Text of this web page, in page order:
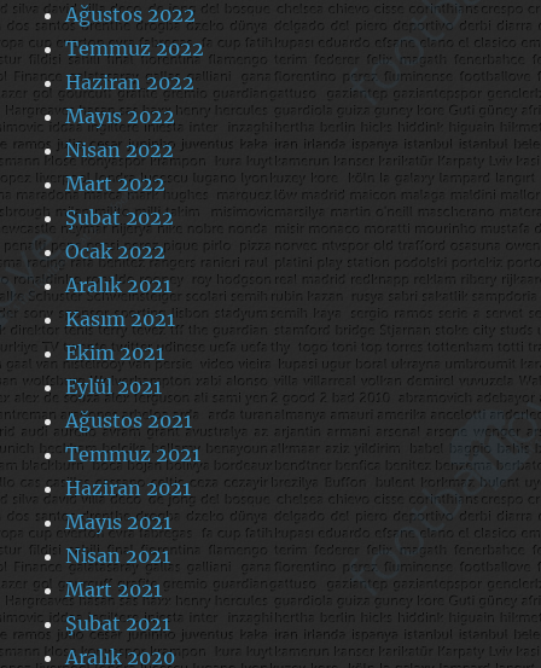
Ağustos 2022
Temmuz 2022
Haziran 2022
Mayıs 2022
Nisan 2022
Mart 2022
Şubat 2022
Ocak 2022
Aralık 2021
Kasım 2021
Ekim 2021
Eylül 2021
Ağustos 2021
Temmuz 2021
Haziran 2021
Mayıs 2021
Nisan 2021
Mart 2021
Şubat 2021
Aralık 2020